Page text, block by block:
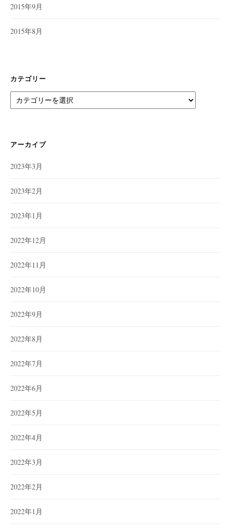
2015年9月
2015年8月
カテゴリー
テ
ー
アーカイブ
2023年3月
2023年2月
2023年1月
2022年12月
2022年11月
2022年10月
2022年9月
2022年8月
2022年7月
2022年6月
2022年5月
2022年4月
2022年3月
2022年2月
2022年1月